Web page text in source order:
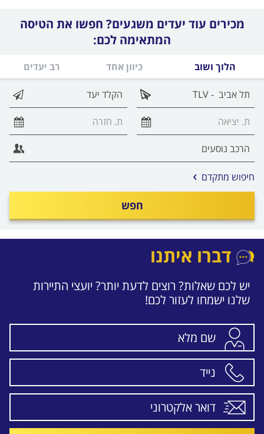
מכירים עוד יעדים משגעים? חפשו את הטיסה
המתאימה לכם:
הלוך ושוב כיוון אחד רב יעדים
חפש
חיפוש מתקדם
דברו איתנו
יש לכם שאלות? רוצים לדעת יותר? יועצי התיירות
שלנו ישמחו לעזור לכם!